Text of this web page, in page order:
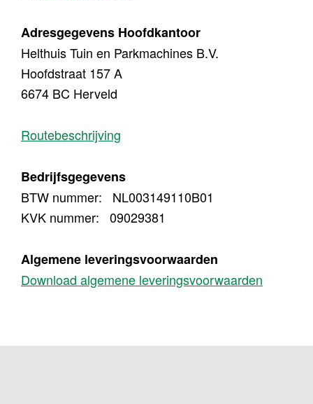
Adresgegevens Hoofdkantoor
Helthuis Tuin en Parkmachines B.V.
Hoofdstraat 157 A
6674 BC Herveld
Routebeschrijving
Bedrijfsgegevens
BTW nummer: NL003149110B01
KVK nummer: 09029381
Algemene leveringsvoorwaarden
Download algemene leveringsvoorwaarden